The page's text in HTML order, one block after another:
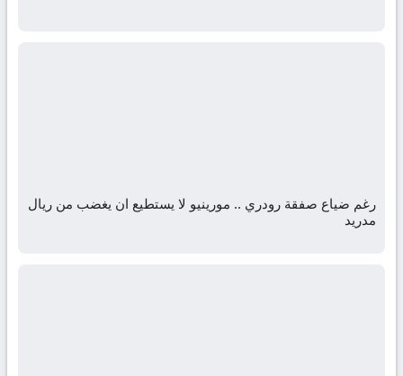
رغم ضياع صفقة رودري .. مورينيو لا يستطيع ان يغضب من ريال
مدريد